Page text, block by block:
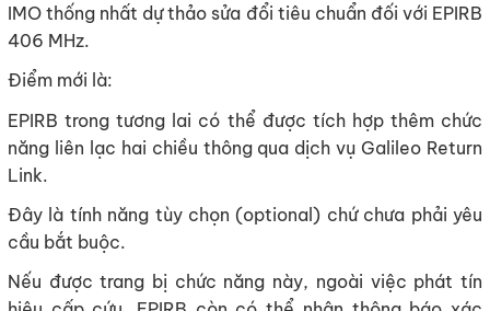
IMO thống nhất dự thảo sửa đổi tiêu chuẩn đối với EPIRB
406 MHz.
Điểm mới là:
EPIRB trong tương lai có thể được tích hợp thêm chức
năng liên lạc hai chiều thông qua dịch vụ Galileo Return
Link.
Đây là tính năng tùy chọn (optional) chứ chưa phải yêu
cầu bắt buộc.
Nếu được trang bị chức năng này, ngoài việc phát tín